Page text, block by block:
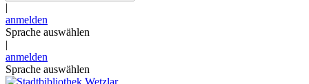
|
anmelden
Sprache auswählen
|
anmelden
Sprache auswählen